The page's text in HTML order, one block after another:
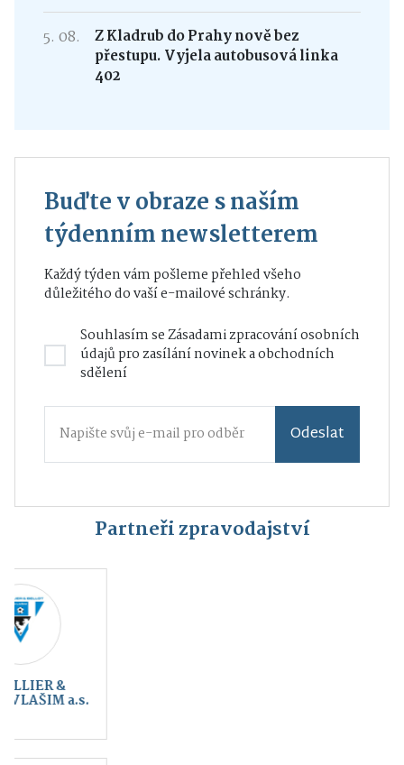
5. 08.
Z Kladrub do Prahy nově bez
přestupu. Vyjela autobusová linka
402
Buďte v obraze s naším
týdenním newsletterem
Každý týden vám pošleme přehled všeho
důležitého do vaší e-mailové schránky.
Souhlasím seZásadami zpracování osobních
údajůpro zasílání novinek a obchodních
sdělení
Odeslat
Partneři zpravodajství
Kraj blanických
rytířů, z.s.